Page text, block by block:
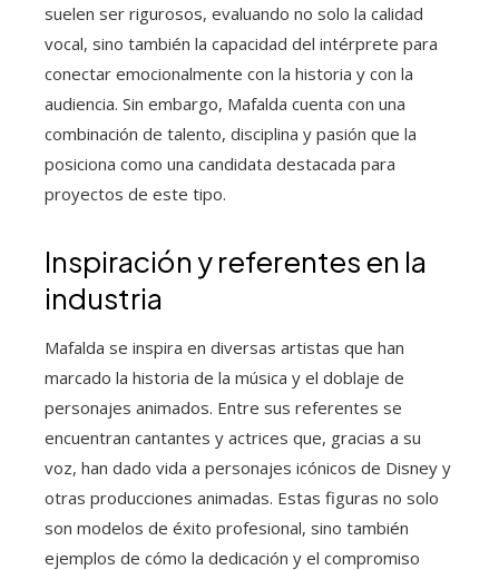
suelen ser rigurosos, evaluando no solo la calidad
vocal, sino también la capacidad del intérprete para
conectar emocionalmente con la historia y con la
audiencia. Sin embargo, Mafalda cuenta con una
combinación de talento, disciplina y pasión que la
posiciona como una candidata destacada para
proyectos de este tipo.
Inspiración y referentes en la
industria
Mafalda se inspira en diversas artistas que han
marcado la historia de la música y el doblaje de
personajes animados. Entre sus referentes se
encuentran cantantes y actrices que, gracias a su
voz, han dado vida a personajes icónicos de Disney y
otras producciones animadas. Estas figuras no solo
son modelos de éxito profesional, sino también
ejemplos de cómo la dedicación y el compromiso